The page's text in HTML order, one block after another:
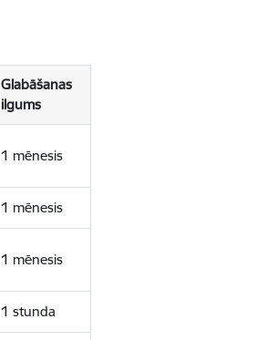
Glabāšanas
ilgums
1 mēnesis
1 mēnesis
1 mēnesis
1 stunda